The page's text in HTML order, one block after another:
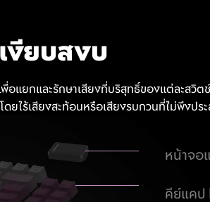
งียบสงบ
อแยกและรักษาเสียงที่บริสุทธิ์ของแต่ละสวิต
ยไร้เสียงสะท้อนหรือเสียงรบกวนที่ไม่พึงปร
หน้าจอ
คีย์แคป